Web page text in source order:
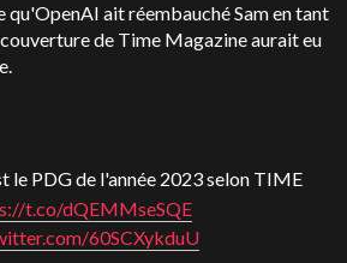
qu'OpenAI ait réembauché Sam en tant
de Time Magazine aurait eu
le PDG de l'année 2023 selon TIME
t.co/dQEMMseSQE
60SCXykduU